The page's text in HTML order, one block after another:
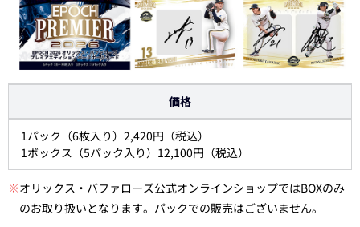
価格
1パック（6枚入り）2,420円（税込）
1ボックス（5パック入り）12,100円（税込）
※オリックス・バファローズ公式オンラインショップではBOXのみ
のお取り扱いとなります。パックでの販売はございません。